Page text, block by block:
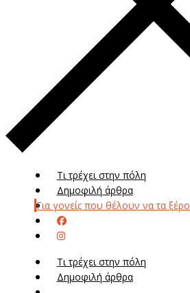
Τι τρέχει στην πόλη
Δημοφιλή άρθρα
Για γονείς που θέλουν να τα
Τι τρέχει στην πόλη
Δημοφιλή άρθρα